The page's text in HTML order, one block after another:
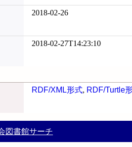
2018-02-26
2018-02-27T14:23:10
RDF/XML形式, RDF/Turtle
図書館サーチ